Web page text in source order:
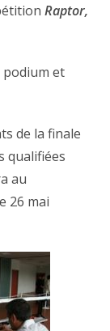
Raptor,
podium et
de la finale
qualifiées
au
26 mai